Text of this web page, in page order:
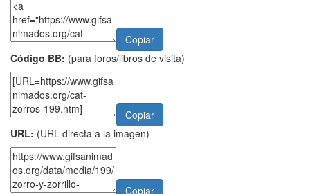
Copiar
Código BB: (para foros/libros de visita)
Copiar
URL: (URL directa a la imagen)
Copiar